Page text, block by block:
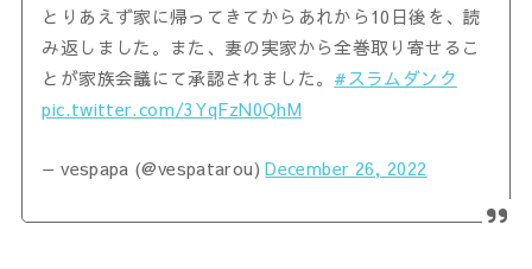
とりあえず家に帰ってきてからあれから10日後を、読
み返しました。また、妻の実家から全巻取り寄せるこ
とが家族会議にて承認されました。 #スラムダンク
pic.twitter.com/3YqFzN0QhM
— vespapa (@vespatarou)December 26, 2022